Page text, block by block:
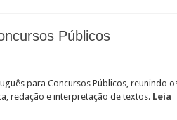
Públicos
para Concursos Públicos, reunindo
redação e interpretação de textos. Leia